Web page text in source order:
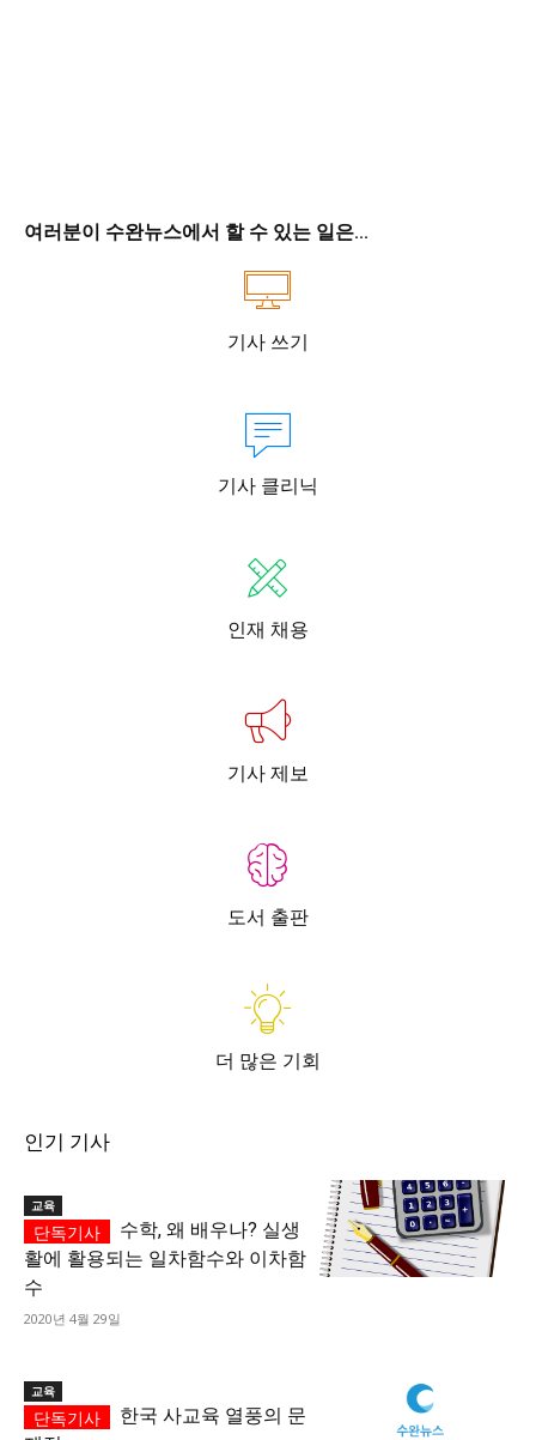
여러분이 수완뉴스에서 할 수 있는 일은...
기사 쓰기
기사 클리닉
인재 채용
기사 제보
도서 출판
더 많은 기회
인기 기사
교육
수학, 왜 배우나? 실생
활에 활용되는 일차함수와 이차함
수
2020년 4월 29일
교육
한국 사교육 열풍의 문